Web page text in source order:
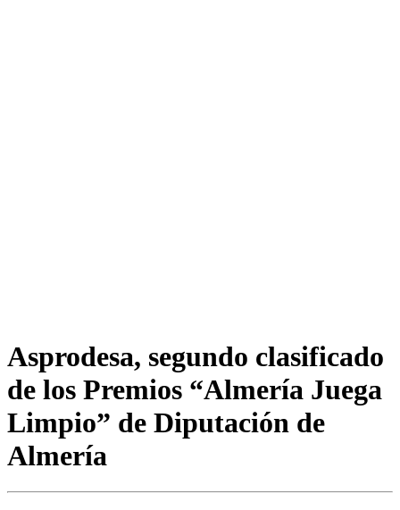
Asprodesa, segundo clasificado
de los Premios “Almería Juega
Limpio” de Diputación de
Almería